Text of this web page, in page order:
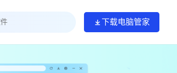
下载电脑管家